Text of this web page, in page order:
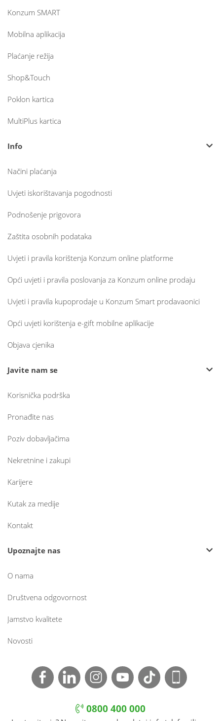
Konzum SMART
Mobilna aplikacija
Plaćanje režija
Shop&Touch
Poklon kartica
MultiPlus kartica
Info
Načini plaćanja
Uvjeti iskorištavanja pogodnosti
Podnošenje prigovora
Zaštita osobnih podataka
Uvjeti i pravila korištenja Konzum online platforme
Opći uvjeti i pravila poslovanja za Konzum online prodaju
Uvjeti i pravila kupoprodaje u Konzum Smart prodavaonici
Opći uvjeti korištenja e-gift mobilne aplikacije
Objava cjenika
Javite nam se
Korisnička podrška
Pronađite nas
Poziv dobavljačima
Nekretnine i zakupi
Karijere
Kutak za medije
Kontakt
Upoznajte nas
O nama
Društvena odgovornost
Jamstvo kvalitete
Novosti
0800 400 000